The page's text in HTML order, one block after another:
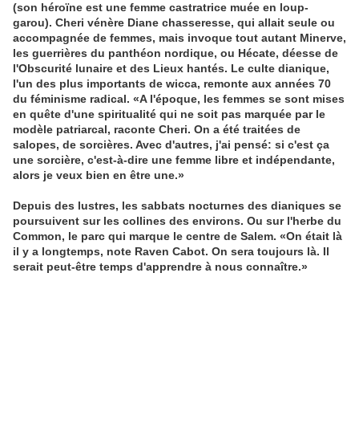
(son héroïne est une femme castratrice muée en loup-
garou). Cheri vénère Diane chasseresse, qui allait seule ou
accompagnée de femmes, mais invoque tout autant Minerve,
les guerrières du panthéon nordique, ou Hécate, déesse de
l'Obscurité lunaire et des Lieux hantés. Le culte dianique,
l'un des plus importants de wicca, remonte aux années 70
du féminisme radical. «A l'époque, les femmes se sont mises
en quête d'une spiritualité qui ne soit pas marquée par le
modèle patriarcal, raconte Cheri. On a été traitées de
salopes, de sorcières. Avec d'autres, j'ai pensé: si c'est ça
une sorcière, c'est-à-dire une femme libre et indépendante,
alors je veux bien en être une.»
Depuis des lustres, les sabbats nocturnes des dianiques se
poursuivent sur les collines des environs. Ou sur l'herbe du
Common, le parc qui marque le centre de Salem. «On était là
il y a longtemps, note Raven Cabot. On sera toujours là. Il
serait peut-être temps d'apprendre à nous connaître.»